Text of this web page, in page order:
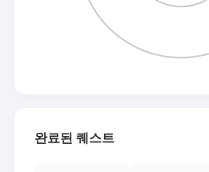
완료된 퀘스트